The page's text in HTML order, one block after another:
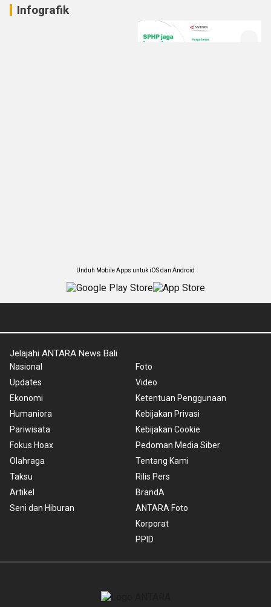
Infografik
Unduh Mobile Apps untuk iOS dan Android
Jelajahi ANTARA News Bali
Nasional
Updates
Ekonomi
Humaniora
Pariwisata
Fokus Hoax
Olahraga
Taksu
Artikel
Seni dan Hiburan
Foto
Video
Ketentuan Penggunaan
Kebijakan Privasi
Kebijakan Cookie
Pedoman Media Siber
Tentang Kami
Rilis Pers
BrandA
ANTARA Foto
Korporat
PPID